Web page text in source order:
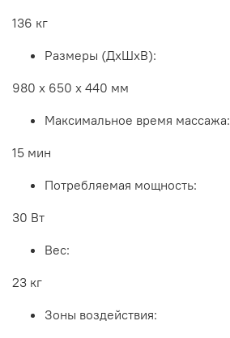
136 кг
Размеры (ДхШхВ):
980 х 650 х 440 мм
Максимальное время массажа:
15 мин
Потребляемая мощность:
30 Вт
Вес:
23 кг
Зоны воздействия: